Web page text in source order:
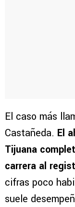
El caso más
Castañeda. El
Tijuana
carrera al
cifras poco
suele